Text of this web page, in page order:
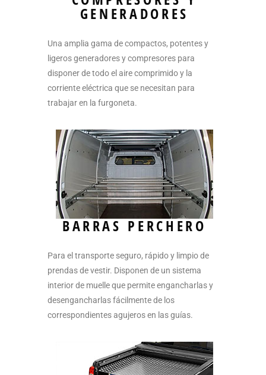
GENERADORES
Una amplia gama de compactos, potentes y
ligeros generadores y compresores para
disponer de todo el aire comprimido y la
corriente eléctrica que se necesitan para
trabajar en la furgoneta.
BARRAS PERCHERO
Para el transporte seguro, rápido y limpio de
prendas de vestir. Disponen de un sistema
interior de muelle que permite engancharlas y
desengancharlas fácilmente de los
correspondientes agujeros en las guías.